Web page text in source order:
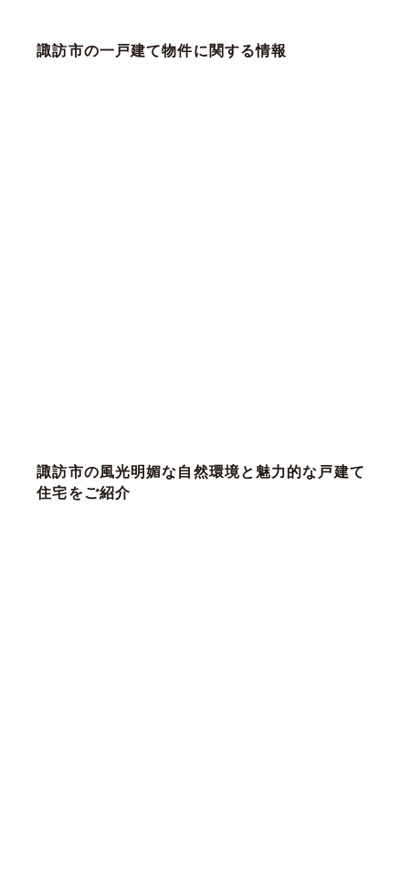
諏訪市の一戸建て物件に関する情報
諏訪市の風光明媚な自然環境と魅力的な戸建て
住宅をご紹介